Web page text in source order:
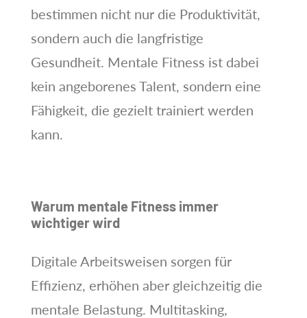
bestimmen nicht nur die Produktivität,
sondern auch die langfristige
Gesundheit. Mentale Fitness ist dabei
kein angeborenes Talent, sondern eine
Fähigkeit, die gezielt trainiert werden
kann.
Warum mentale Fitness immer
wichtiger wird
Digitale Arbeitsweisen sorgen für
Effizienz, erhöhen aber gleichzeitig die
mentale Belastung. Multitasking,